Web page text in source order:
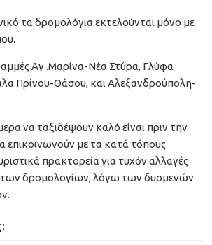
τα δρομολόγια εκτελούνται μόνο με
Αγ .Μαρίνα-Νέα Στύρα, Γλύφα
Πρίνου-Θάσου, και Αλεξανδρούπολη-
να ταξιδέψουν καλό είναι πριν την
με τα κατά τόπους
πρακτορεία για τυχόν αλλαγές
των δρομολογίων, λόγω των δυσμενών